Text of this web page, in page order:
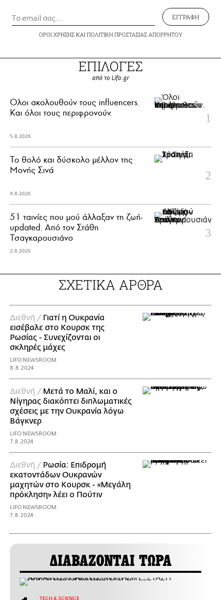
ΕΓΓΡΑΦΗ
ΟΡΟΙ ΧΡΗΣΗΣΚΑΙ ΠΟΛΙΤΙΚΗ ΠΡΟΣΤΑΣΙΑΣ ΑΠΟΡΡΗΤΟΥ
ΕΠΙΛΟΓΕΣ
από το Lifo.gr
Όλοι ακολουθούν τους influencers.
Και όλοι τους περιφρονούν.
5.8.2026
Το θολό και δύσκολο μέλλον της
Μονής Σινά
4.8.2026
51 ταινίες που μού άλλαξαν τη ζωή-
updated. Aπό τον Στάθη
Τσαγκαρουσιάνο
2.8.2026
ΣΧΕΤΙΚΑ ΑΡΘΡΑ
Διεθνή / Γιατί η Ουκρανία
εισέβαλε στο Κουρσκ της
Ρωσίας - Συνεχίζονται οι
σκληρές μάχες
LIFO NEWSROOM
8.8.2024
Διεθνή / Μετά το Μαλί, και ο
Νίγηρας διακόπτει διπλωματικές
σχέσεις με την Ουκρανία λόγω
Βάγκνερ
LIFO NEWSROOM
7.8.2024
Διεθνή / Ρωσία: Επιδρομή
εκατοντάδων Ουκρανών
μαχητών στο Κουρσκ - «Μεγάλη
πρόκληση» λέει ο Πούτιν
LIFO NEWSROOM
7.8.2024
ΔΙΑΒΑΖΟΝΤΑΙ ΤΩΡΑ
ΤECH & SCIENCE